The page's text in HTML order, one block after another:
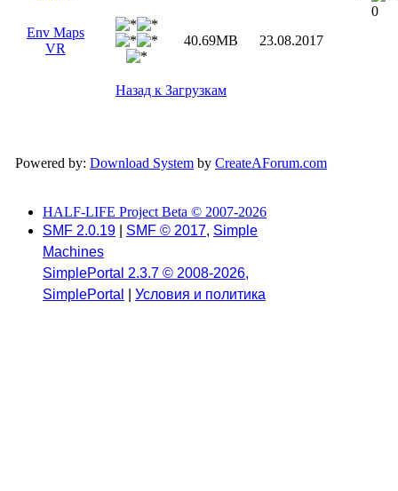
Env Maps
VR
40.69MB 23.08.2017
Назад к Загрузкам
Powered by: Download System by CreateAForum.com
0
HALF-LIFE Project Beta © 2007-2026
SMF 2.0.19
SMF © 2017, Simple
Machines
SimplePortal 2.3.7 © 2008-2026,
SimplePortal
Условия и политика